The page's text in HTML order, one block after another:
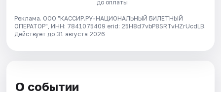
до оплаты
Реклама. ООО "КАССИР.РУ-НАЦИОНАЛЬНЫЙ БИЛЕТНЫЙ
ОПЕРАТОР", ИНН: 7841075409 erid: 25H8d7vbP8SRTvHZrUcdLB.
Действует до 31 августа 2026
О событии